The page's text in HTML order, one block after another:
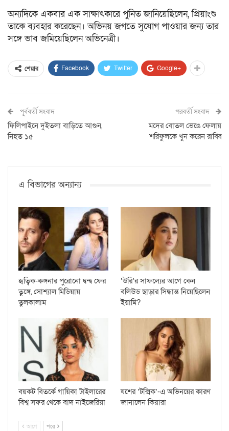
অন্যদিকে একবার এক সাক্ষাৎকারে পুনিত জানিয়েছিলেন, প্রিয়াংশু
তাকে ব্যবহার করেছেন। অভিনয় জগতে সুযোগ পাওয়ার জন্য তার
সঙ্গে ভাব জমিয়েছিলেন অভিনেত্রী।
শেয়ার Facebook Twitter Google+
পূর্ববর্তী সংবাদ
ফিলিপাইনে দুইতলা বাড়িতে আগুন,
নিহত ১৫
পরবর্তী সংবাদ
মদের বোতল ভেঙে ফেলায়
শরিফুলকে খুন করেন রাব্বি
এ বিভাগের অন্যান্য
হৃত্বিক-কঙ্গনার পুরোনো দ্বন্দ্ব ফের
তুঙ্গে, সোশ্যাল মিডিয়ায়
তুলকালাম
‘উরি’র সাফল্যের আগে কেন
বলিউড ছাড়ার সিদ্ধান্ত নিয়েছিলেন
ইয়ামি?
বয়কট বিতর্কে গায়িকা টাইলারের
বিশ্ব সফর থেকে বাদ নাইজেরিয়া
যশের ‘টক্সিক’-এ অভিনয়ের কারণ
জানালেন কিয়ারা
আগে পরে